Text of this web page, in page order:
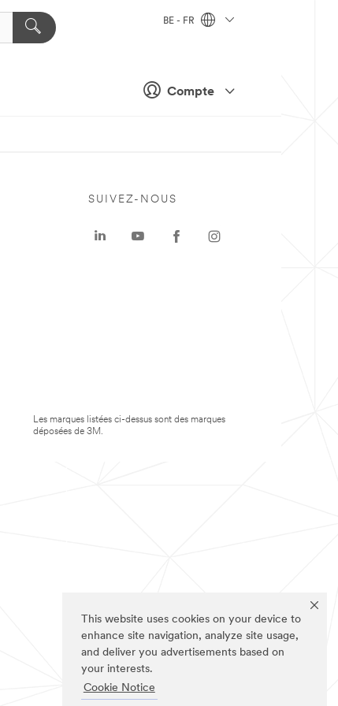
This website uses cookies on your device to
enhance site navigation, analyze site usage,
and deliver you advertisements based on
your interests.
Cookie Notice
Compte
BE - FR
SUIVEZ-NOUS
Les marques listées ci-dessus sont des marques
déposées de 3M.